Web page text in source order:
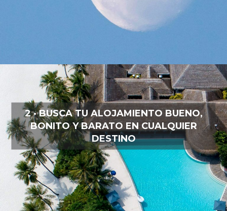
2 · BUSCA TU ALOJAMIENTO BUENO,
BONITO Y BARATO EN CUALQUIER
DESTINO